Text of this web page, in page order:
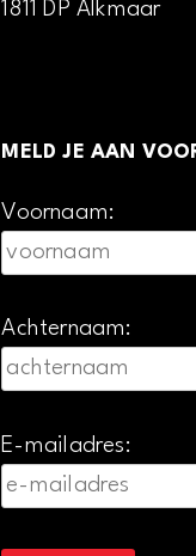
1811 DP Alkmaar
MELD JE AAN
Voornaam:
Achternaam:
E-mailadres: